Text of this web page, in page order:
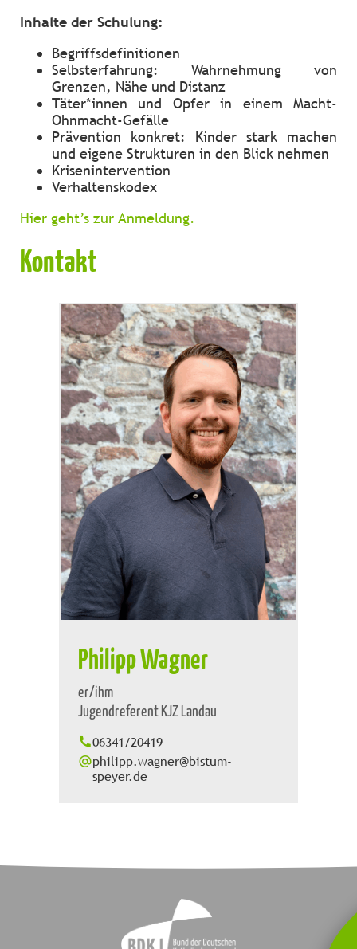
Inhalte der Schulung:
Begriffsdefinitionen
Selbsterfahrung: Wahrnehmung von
Grenzen, Nähe und Distanz
Täter*innen und Opfer in einem Macht-
Ohnmacht-Gefälle
Prävention konkret: Kinder stark machen
und eigene Strukturen in den Blick nehmen
Krisenintervention
Verhaltenskodex
Hier geht’s zur Anmeldung.
Kontakt
Philipp Wagner
er/ihm
Jugendreferent KJZ Landau
06341/20419
philipp.wagner@bistum-
speyer.de